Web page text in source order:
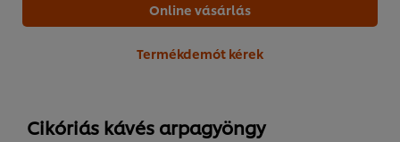
Online vásárlás
Termékdemót kérek
Cikóriás kávés arpagyöngy